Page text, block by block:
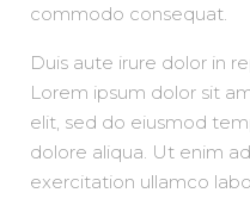
commodo consequat.
Duis aute irure dolor in
Lorem ipsum dolor sit
elit, sed do eiusmod
dolore aliqua. Ut enim
exercitation ullamco